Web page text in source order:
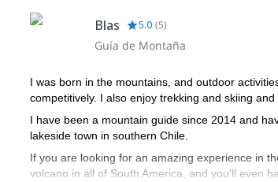
Blas 5.0 (5)
Guía de Montaña
I was born in the mountains, and outdoor
competitively. I also enjoy trekking and skiing
I have been a mountain guide since 2014 and
lakeside town in southern Chile.
If you are looking for an amazing experience in
volcano in all of South America, and you'll even